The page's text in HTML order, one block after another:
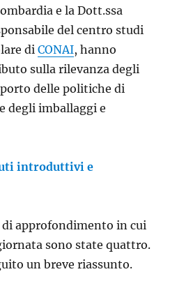
e la Dott.ssa
del centro studi
diCONAI, hanno
sulla rilevanza degli
delle politiche di
degli imballaggi e
introduttivi e
di approfondimento in cui
sono state quattro.
un breve riassunto.